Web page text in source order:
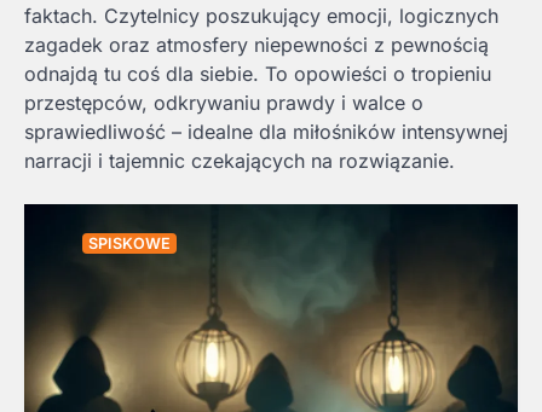
faktach. Czytelnicy poszukujący emocji, logicznych
zagadek oraz atmosfery niepewności z pewnością
odnajdą tu coś dla siebie. To opowieści o tropieniu
przestępców, odkrywaniu prawdy i walce o
sprawiedliwość – idealne dla miłośników intensywnej
narracji i tajemnic czekających na rozwiązanie.
SPISKOWE